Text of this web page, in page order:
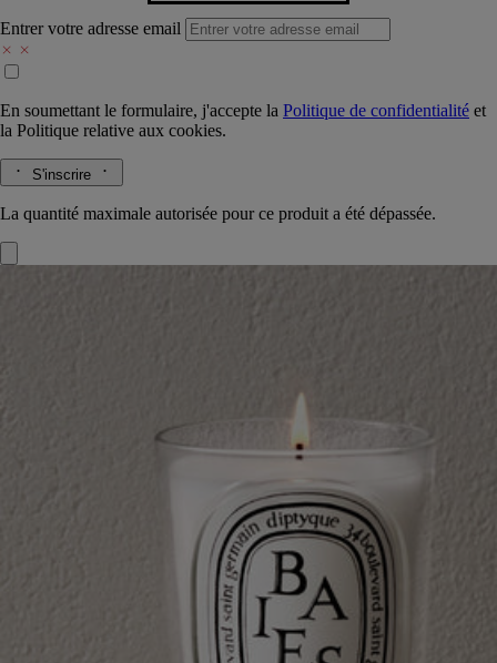
Entrer votre adresse email
En soumettant le formulaire, j'accepte la Politique de confidentialité et
la Politique relative aux cookies.
S'inscrire
La quantité maximale autorisée pour ce produit a été dépassée.